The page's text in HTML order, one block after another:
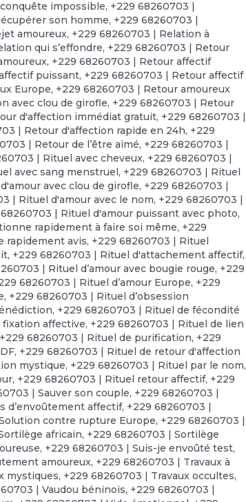
impossible, +229 68260703 |
son homme, +229 68260703 |
amoureux, +229 68260703 | Relation à
qui s’effondre, +229 68260703 | Retour
, +229 68260703 | Retour affectif
puissant, +229 68260703 | Retour affectif
Europe, +229 68260703 | Retour amoureux
avec clou de girofle, +229 68260703 | Retour
d'affection immédiat gratuit, +229 68260703 |
| Retour d'affection rapide en 24h, +229
| Retour de l’être aimé, +229 68260703 |
| Rituel avec cheveux, +229 68260703 |
avec sang menstruel, +229 68260703 | Rituel
avec clou de girofle, +229 68260703 |
| Rituel d'amour avec le nom, +229 68260703 |
| Rituel d'amour puissant avec photo,
rapidement à faire soi même, +229
rapidement avis, +229 68260703 | Rituel
, +229 68260703 | Rituel d'attachement affectif,
| Rituel d’amour avec bougie rouge, +229
68260703 | Rituel d’amour Europe, +229
, +229 68260703 | Rituel d’obsession
, +229 68260703 | Rituel de fécondité
fixation affective, +229 68260703 | Rituel de lien
+229 68260703 | Rituel de purification, +229
, +229 68260703 | Rituel de retour d'affection
mystique, +229 68260703 | Rituel par le nom,
, +229 68260703 | Rituel retour affectif, +229
| Sauver son couple, +229 68260703 |
d’envoûtement affectif, +229 68260703 |
contre rupture Europe, +229 68260703 |
africain, +229 68260703 | Sortilège
, +229 68260703 | Suis-je envoûté test,
amoureux, +229 68260703 | Travaux à
mystiques, +229 68260703 | Travaux occultes,
| Vaudou béninois, +229 68260703 |